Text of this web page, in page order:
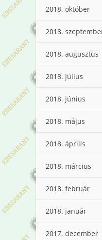
2018. október
2018.
2018. augusztus
2018. július
2018. június
2018. május
2018. április
2018. március
2018. február
2018. január
2017. december